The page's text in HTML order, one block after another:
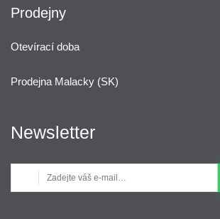
Prodejny
Otevírací doba
Prodejna Malacky (SK)
Newsletter